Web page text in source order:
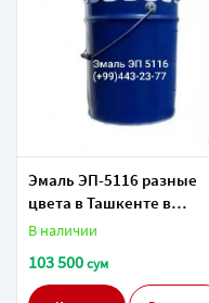
Эмаль ЭП-5116 разные
цвета в Ташкенте в
Узбекистане.
В наличии
103 500сум